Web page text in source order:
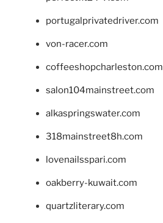
portugalprivatedriver.com
von-racer.com
coffeeshopcharleston.com
salon104mainstreet.com
alkaspringswater.com
318mainstreet8h.com
lovenailsspari.com
oakberry-kuwait.com
quartzliterary.com